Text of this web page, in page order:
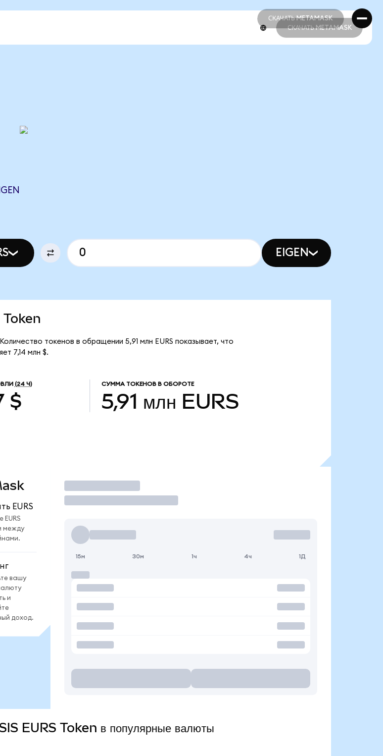
СКАЧАТЬ METAMASK
СКАЧАТЬ METAMASK
СКАЧАТЬ METAMASK
EIGEN
Token
токенов в обращении 5,91 млн EURS показывает, что
7,14 млн $.
(24 Ч)
$
СУММА ТОКЕНОВ В ОБОРОТЕ
5,91 млн EURS
EURS
EURS
между
вашу
и
доход.
Торговать
15м 30м 1ч 4ч 1Д
EURS Token в популярные валюты